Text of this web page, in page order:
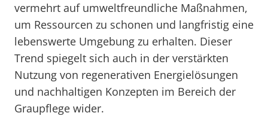
vermehrt auf umweltfreundliche Maßnahmen,
um Ressourcen zu schonen und langfristig eine
lebenswerte Umgebung zu erhalten. Dieser
Trend spiegelt sich auch in der verstärkten
Nutzung von regenerativen Energielösungen
und nachhaltigen Konzepten im Bereich der
Graupflege wider.